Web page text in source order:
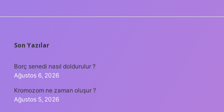
SIDEBAR
Son Yazılar
Borç senedi nasıl doldurulur ?
Ağustos 6, 2026
Kromozom ne zaman oluşur ?
Ağustos 5, 2026